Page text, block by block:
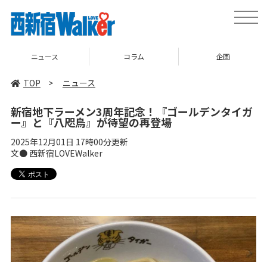
toggle
ニュース コラム 企画
TOP > ニュース
新宿地下ラーメン3周年記念！『ゴールデンタイガ
ー』と『八咫烏』が待望の再登場
2025年12月01日 17時00分更新
文● 西新宿LOVEWalker